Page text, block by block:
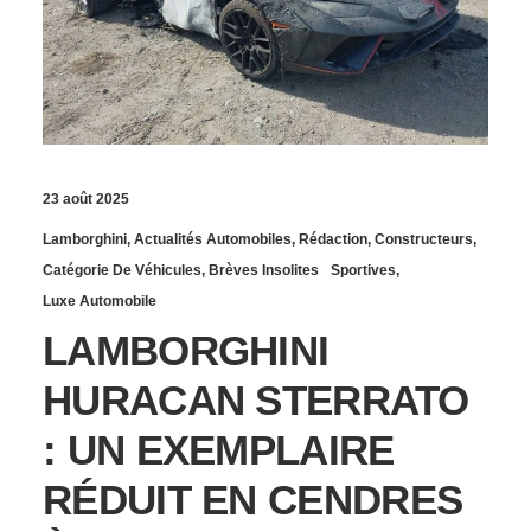
23 août 2025
Lamborghini, Actualités Automobiles, Rédaction, Constructeurs,
Catégorie De Véhicules, Brèves Insolites Sportives,
Luxe Automobile
LAMBORGHINI
HURACAN STERRATO
: UN EXEMPLAIRE
RÉDUIT EN CENDRES